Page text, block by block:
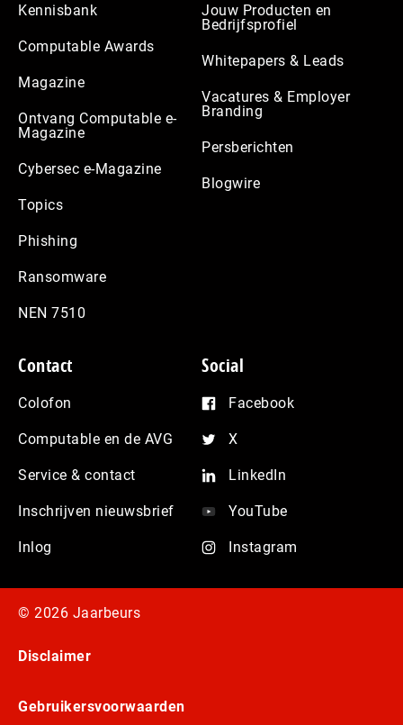
Kennisbank
Computable Awards
Magazine
Ontvang Computable e-
Magazine
Cybersec e-Magazine
Topics
Phishing
Ransomware
NEN 7510
Jouw Producten en
Bedrijfsprofiel
Whitepapers & Leads
Vacatures & Employer
Branding
Persberichten
Blogwire
Contact
Colofon
Computable en de AVG
Service & contact
Inschrijven nieuwsbrief
Inlog
Social
Facebook
X
LinkedIn
YouTube
Instagram
© 2026 Jaarbeurs
Disclaimer
Gebruikersvoorwaarden